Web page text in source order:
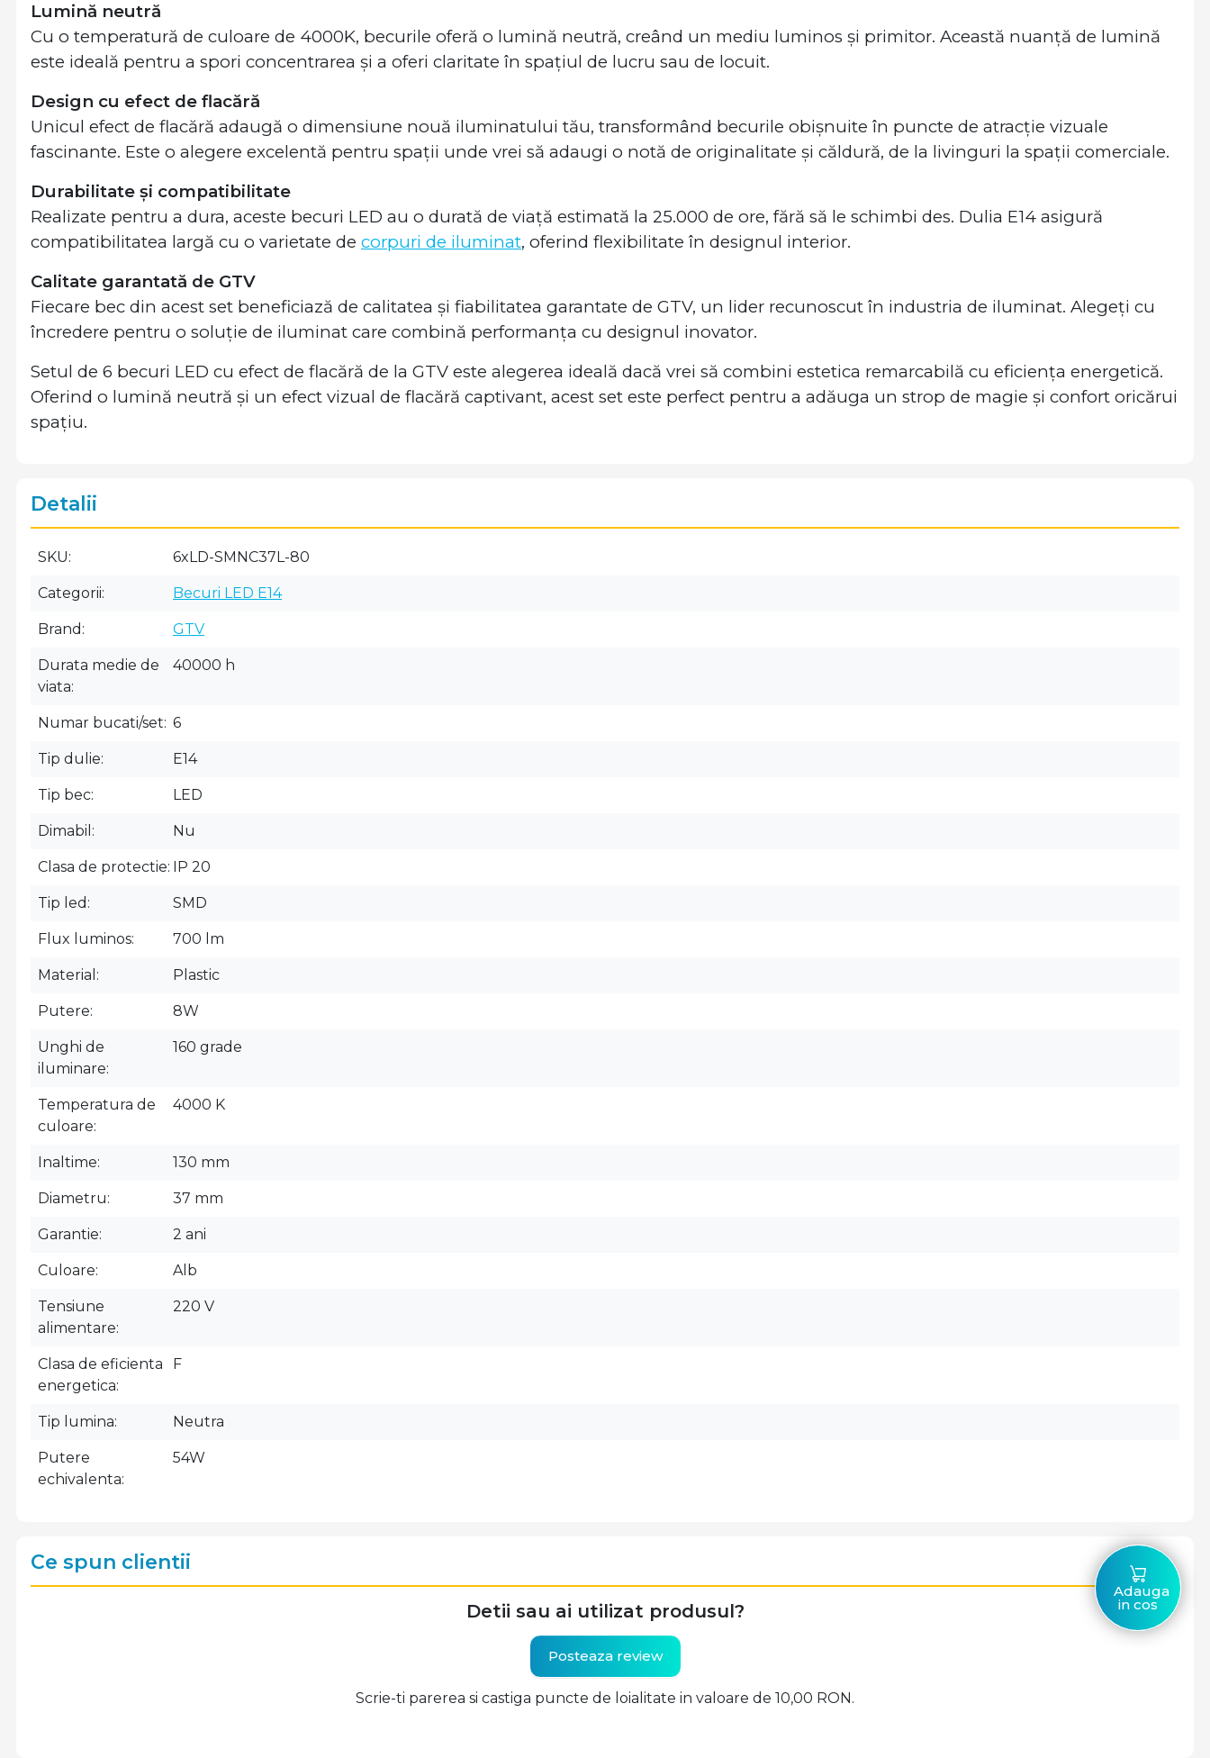
Adauga
in cos
Lumină neutră
Cu o temperatură de culoare de 4000K, becurile oferă o lumină neutră, creând un mediu luminos și primitor. Această nuanță de lumină
este ideală pentru a spori concentrarea și a oferi claritate în spațiul de lucru sau de locuit.
Design cu efect de flacără
Unicul efect de flacără adaugă o dimensiune nouă iluminatului tău, transformând becurile obișnuite în puncte de atracție vizuale
fascinante. Este o alegere excelentă pentru spații unde vrei să adaugi o notă de originalitate și căldură, de la livinguri la spații comerciale.
Durabilitate și compatibilitate
Realizate pentru a dura, aceste becuri LED au o durată de viață estimată la 25.000 de ore, fără să le schimbi des. Dulia E14 asigură
compatibilitatea largă cu o varietate de corpuri de iluminat, oferind flexibilitate în designul interior.
Calitate garantată de GTV
Fiecare bec din acest set beneficiază de calitatea și fiabilitatea garantate de GTV, un lider recunoscut în industria de iluminat. Alegeți cu
încredere pentru o soluție de iluminat care combină performanța cu designul inovator.
Setul de 6 becuri LED cu efect de flacără de la GTV este alegerea ideală dacă vrei să combini estetica remarcabilă cu eficiența energetică.
Oferind o lumină neutră și un efect vizual de flacără captivant, acest set este perfect pentru a adăuga un strop de magie și confort oricărui
spațiu.
Detalii
SKU 6xLD-SMNC37L-80
Categorii Becuri LED E14
Brand GTV
Durata medie de
viata
40000 h
Numar bucati/set 6
Tip dulie E14
Tip bec LED
Dimabil Nu
Clasa de protectie IP 20
Tip led SMD
Flux luminos 700 lm
Material Plastic
Putere 8W
Unghi de
iluminare
160 grade
Temperatura de
culoare
4000 K
Inaltime 130 mm
Diametru 37 mm
Garantie 2 ani
Culoare Alb
Tensiune
alimentare
220 V
Clasa de eficienta
energetica
F
Tip lumina Neutra
Putere
echivalenta
54W
Ce spun clientii
Detii sau ai utilizat produsul?
Posteaza review
Scrie-ti parerea si castiga puncte de loialitate in valoare de 10,00 RON.